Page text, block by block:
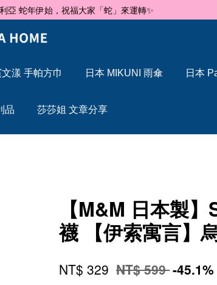
始，祝福大家「蛇」來運轉✨
文漾 手帕方巾 日本 MIKUNI 雨傘 日本
品 莎莎姐 文章分享
【M&M 日本製
襪 【伊索寓言】
NT$ 329 NT$ 599-45.1%
是空的。